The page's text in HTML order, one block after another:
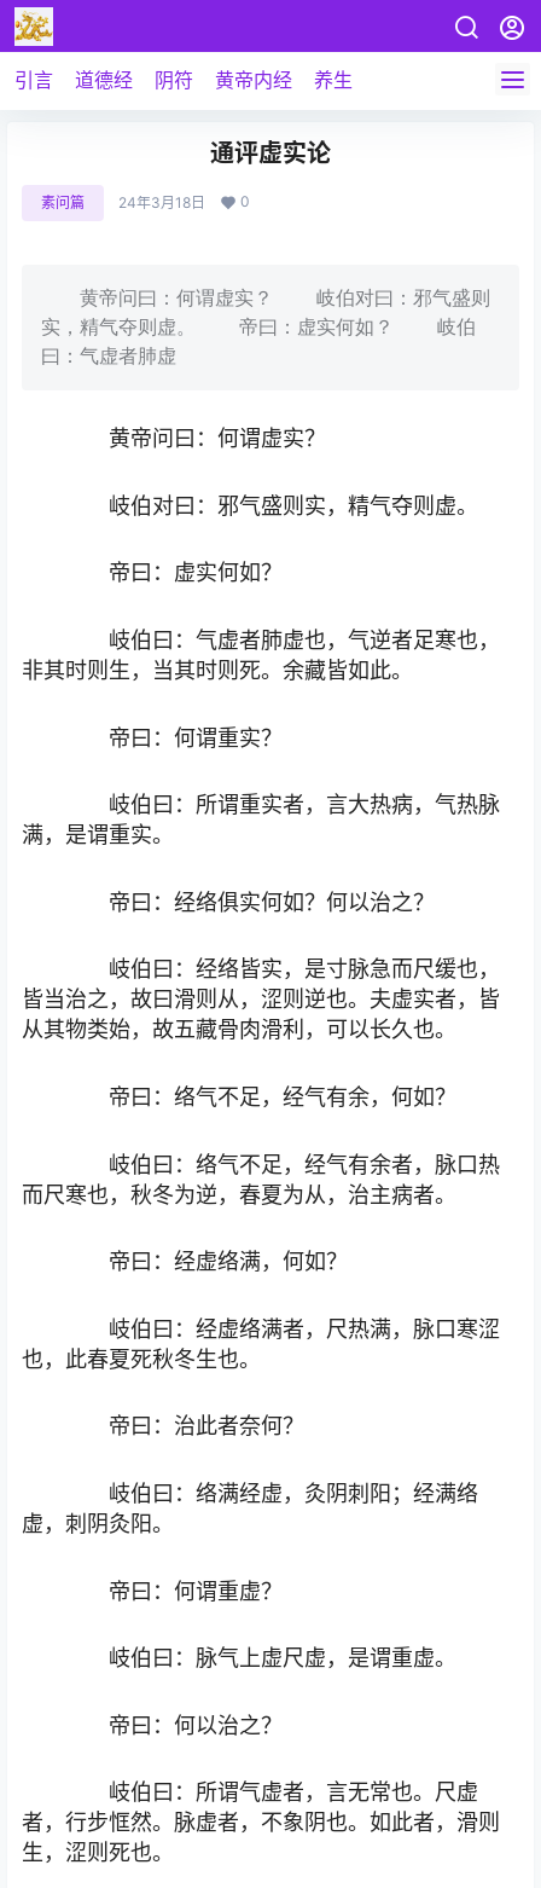
引言 道德经 阴符 黄帝内经 养生
通评虚实论
素问篇 24年3月18日 0
黄帝问曰：何谓虚实？ 岐伯对曰：邪气盛则
实，精气夺则虚。 帝曰：虚实何如？ 岐伯
曰：气虚者肺虚
黄帝问曰：何谓虚实？
岐伯对曰：邪气盛则实，精气夺则虚。
帝曰：虚实何如？
岐伯曰：气虚者肺虚也，气逆者足寒也，
非其时则生，当其时则死。余藏皆如此。
帝曰：何谓重实？
岐伯曰：所谓重实者，言大热病，气热脉
满，是谓重实。
帝曰：经络俱实何如？何以治之？
岐伯曰：经络皆实，是寸脉急而尺缓也，
皆当治之，故曰滑则从，涩则逆也。夫虚实者，皆
从其物类始，故五藏骨肉滑利，可以长久也。
帝曰：络气不足，经气有余，何如？
岐伯曰：络气不足，经气有余者，脉口热
而尺寒也，秋冬为逆，春夏为从，治主病者。
帝曰：经虚络满，何如？
岐伯曰：经虚络满者，尺热满，脉口寒涩
也，此春夏死秋冬生也。
帝曰：治此者奈何？
岐伯曰：络满经虚，灸阴刺阳；经满络
虚，刺阴灸阳。
帝曰：何谓重虚？
岐伯曰：脉气上虚尺虚，是谓重虚。
帝曰：何以治之？
岐伯曰：所谓气虚者，言无常也。尺虚
者，行步恇然。脉虚者，不象阴也。如此者，滑则
生，涩则死也。